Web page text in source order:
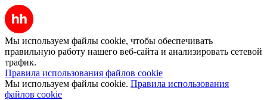
Мы используем файлы cookie, чтобы обеспечивать
правильную работу нашего веб-сайта и анализировать сетевой
трафик.
Правила использования файлов cookie
Мы используем файлы cookie. Правила использования
файлов cookie